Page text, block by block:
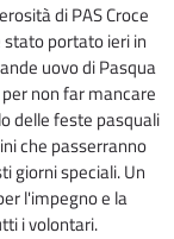
di PAS Croce
stato portato ieri in
uovo di Pasqua
non far mancare
delle feste pasquali
che passerranno
giorni speciali. Un
l'impegno e la
i volontari.